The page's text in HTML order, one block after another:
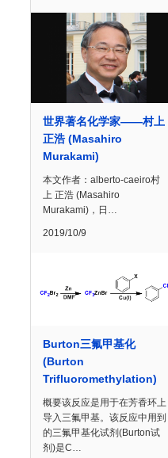
世界著名化学家——村上
正浩 (Masahiro
Murakami)
本文作者：alberto-caeiro村
上 正浩 (Masahiro
Murakami)，日…
2019/10/9
Burton三氟甲基化
(Burton
Trifluoromethylation)
概要该反应是用于在芳香环上
导入三氟甲基。该反应中用到
的三氟甲基化试剂(Burton试
剂)是C…